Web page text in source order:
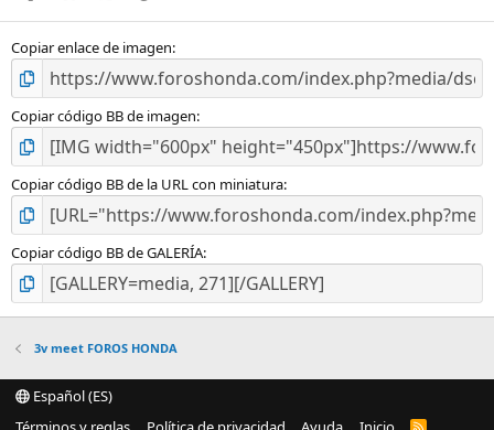
l
(
)
Copiar enlace de imagen
Copiar código BB de imagen
Copiar código BB de la URL con miniatura
Copiar código BB de GALERÍA
3v meet FOROS HONDA
Español (ES)
R